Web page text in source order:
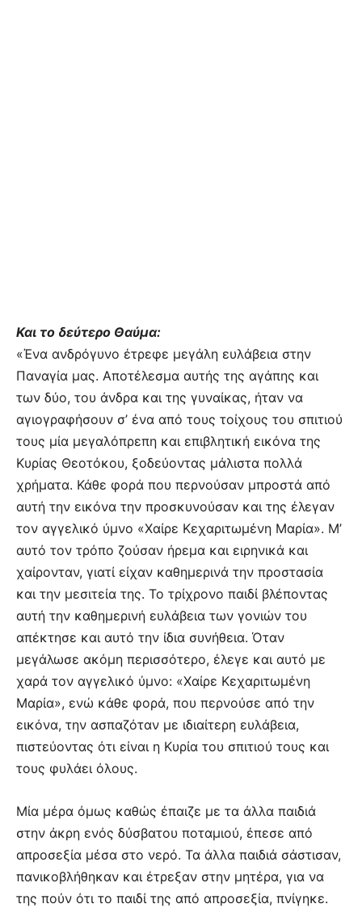
Και το δεύτερο Θαύμα:
«Ένα ανδρόγυνο έτρεφε μεγάλη ευλάβεια στην
Παναγία μας. Αποτέλεσμα αυτής της αγάπης και
των δύο, του άνδρα και της γυναίκας, ήταν να
αγιογραφήσουν σ’ ένα από τους τοίχους του σπιτιού
τους μία μεγαλόπρεπη και επιβλητική εικόνα της
Κυρίας Θεοτόκου, ξοδεύοντας μάλιστα πολλά
χρήματα. Κάθε φορά που περνούσαν μπροστά από
αυτή την εικόνα την προσκυνούσαν και της έλεγαν
τον αγγελικό ύμνο «Χαίρε Κεχαριτωμένη Μαρία». Μ’
αυτό τον τρόπο ζούσαν ήρεμα και ειρηνικά και
χαίρονταν, γιατί είχαν καθημερινά την προστασία
και την μεσιτεία της. Το τρίχρονο παιδί βλέποντας
αυτή την καθημερινή ευλάβεια των γονιών του
απέκτησε και αυτό την ίδια συνήθεια. Όταν
μεγάλωσε ακόμη περισσότερο, έλεγε και αυτό με
χαρά τον αγγελικό ύμνο: «Χαίρε Κεχαριτωμένη
Μαρία», ενώ κάθε φορά, που περνούσε από την
εικόνα, την ασπαζόταν με ιδιαίτερη ευλάβεια,
πιστεύοντας ότι είναι η Κυρία του σπιτιού τους και
τους φυλάει όλους.
Μία μέρα όμως καθώς έπαιζε με τα άλλα παιδιά
στην άκρη ενός δύσβατου ποταμιού, έπεσε από
απροσεξία μέσα στο νερό. Τα άλλα παιδιά σάστισαν,
πανικοβλήθηκαν και έτρεξαν στην μητέρα, για να
της πούν ότι το παιδί της από απροσεξία, πνίγηκε.